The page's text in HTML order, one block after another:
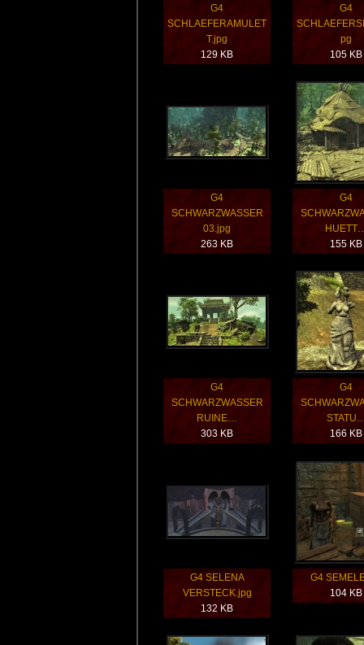
G4
SCHLAEFERAMULET
T.jpg
129 KB
G4
pg
105 KB
G4
SCHWARZWASSER
03.jpg
263 KB
G4
155 KB
G4
SCHWARZWASSER
RUINE…
303 KB
G4
166 KB
G4 SELENA
VERSTECK.jpg
132 KB
G4
104 KB